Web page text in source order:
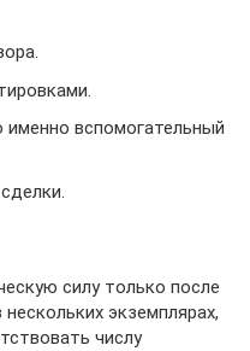
именно вспомогательный
силу только после
экземплярах,
числу